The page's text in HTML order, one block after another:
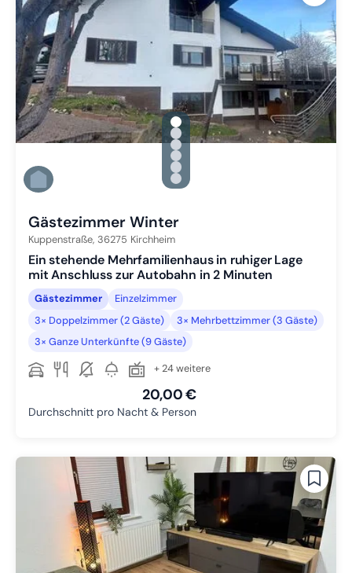
gallery.slide_selector
Zu Slide 1 wechseln
Zu Slide 2 wechseln
Zu Slide 3 wechseln
Zu Slide 4 wechseln
Zu Slide 5 wechseln
Zu Slide 6 wechseln
Gästezimmer Winter
Kuppenstraße, 36275 Kirchheim
Ein stehende Mehrfamilienhaus in ruhiger Lage
mit Anschluss zur Autobahn in 2 Minuten
Gästezimmer
Einzelzimmer
3× Doppelzimmer (2 Gäste)
3× Mehrbettzimmer (3 Gäste)
3× Ganze Unterkünfte (9 Gäste)
+ 24 weitere
20,00 €
Durchschnitt pro Nacht & Person